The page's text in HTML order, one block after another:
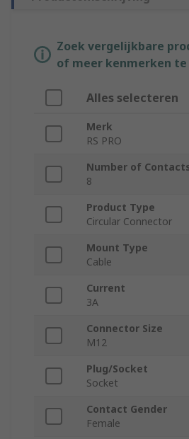
Zoek vergelijkbare
of meer kenmerken
Alles selecteren
Merk
RS PRO
Number of
8
Product Type
Circular Connector
Mount Type
Cable
Current
3A
Connector Size
M12
Plug/Socket
Socket
Contact Gender
Female